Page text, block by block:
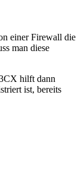
einer Firewall die
man diese
hilft dann
ist, bereits